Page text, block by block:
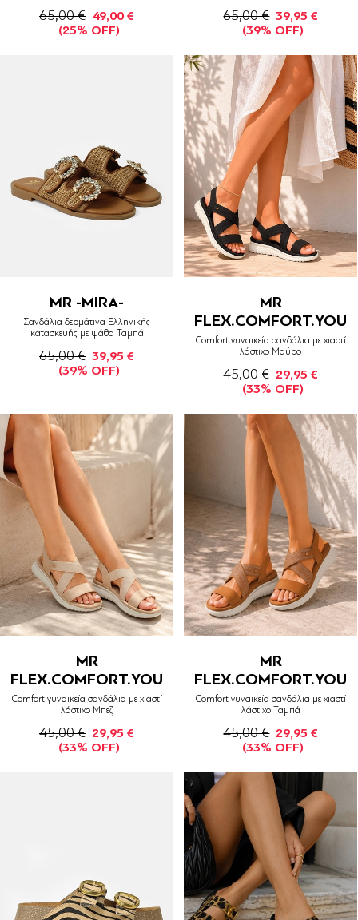
65,00 € 49,00 €
(25% OFF)
65,00 € 39,95 €
(39% OFF)
MR -MIRA-
Σανδάλια δερμάτινα Ελληνικής
κατασκευής με ψάθα Ταμπά
65,00 € 39,95 €
(39% OFF)
MR
FLEX.COMFORT.YOU
Comfort γυναικεία σανδάλια με χιαστί
λάστιχο Μαύρο
45,00 € 29,95 €
(33% OFF)
MR
FLEX.COMFORT.YOU
Comfort γυναικεία σανδάλια με χιαστί
λάστιχο Μπεζ
45,00 € 29,95 €
(33% OFF)
MR
FLEX.COMFORT.YOU
Comfort γυναικεία σανδάλια με χιαστί
λάστιχο Ταμπά
45,00 € 29,95 €
(33% OFF)